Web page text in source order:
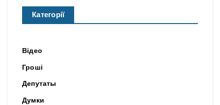
Категорії
Відео
Гроші
Депутаты
Думки